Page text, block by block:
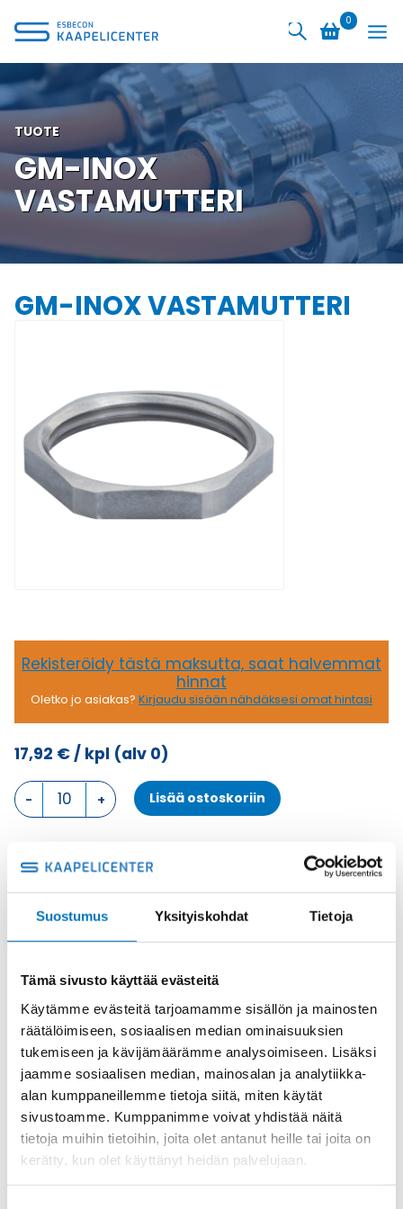
Suostumus Yksityiskohdat Tietoja
Tämä sivusto käyttää evästeitä
Käytämme evästeitä tarjoamamme sisällön ja mainosten
räätälöimiseen, sosiaalisen median ominaisuuksien
tukemiseen ja kävijämäärämme analysoimiseen. Lisäksi
jaamme sosiaalisen median, mainosalan ja analytiikka-
alan kumppaneillemme tietoja siitä, miten käytät
sivustoamme. Kumppanimme voivat yhdistää näitä
tietoja muihin tietoihin, joita olet antanut heille tai joita on
kerätty, kun olet käyttänyt heidän palvelujaan.
sisältöön
0
TUOTE
GM-INOX
VASTAMUTTERI
GM-INOX VASTAMUTTERI
Rekisteröidy tästä maksutta, saat halvemmat
hinnat
Oletko jo asiakas? Kirjaudu sisään nähdäksesi omat hintasi
17,92 €/ kpl (alv 0)
GM-
INOX
Lisää ostoskoriin
INOX 1.4305
Tuotekoodi1161130008
Osasto Hummel -tarvikkeet,Hummel holkkitiivisteet,
Toimituskulut 35kg:n asti 25€.
Yli 35kg:n toimituskulut toteutuneiden kulujen mukaan.
Valmistaja
Hummel Ag
Korkeus H
Tuotenimi/Malli
GM-INOX
Etim 7
EC000940